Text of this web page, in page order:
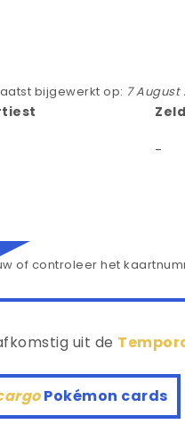
bijgewerkt op: 7 August
-
of controleer het
uit de
Pokémon cards